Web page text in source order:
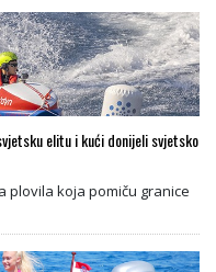
elitu i kući donijeli svjetsko
plovila koja pomiču granice